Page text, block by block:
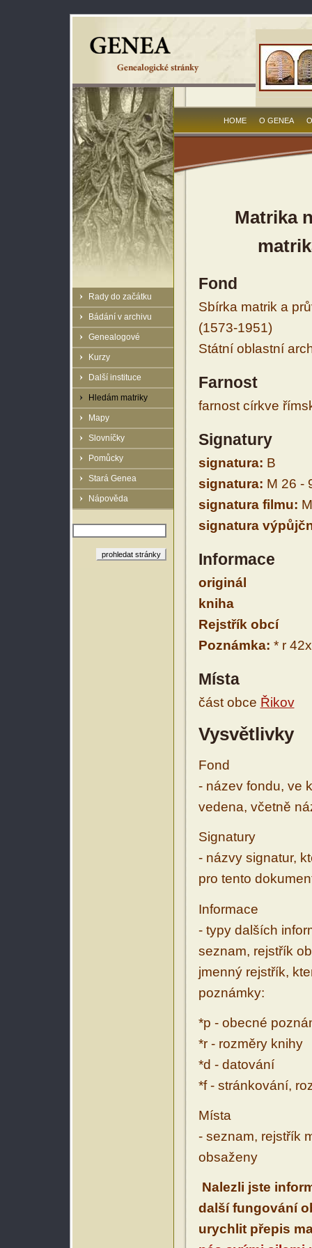
Rady do začátku
Bádání v archivu
Genealogové
Kurzy
Další instituce
Hledám matriky
Mapy
Slovníčky
Pomůcky
Stará Genea
Nápověda
HOME O GENEA
Matrika
Fond
Sbírka matrik a
(1573-1951)
Státní oblastní
Farnost
farnost církve
Signatury
signatura: B
signatura: M 26 -
signatura filmu:
signatura
Informace
originál
kniha
Rejstřík obcí
Poznámka: * r
Místa
část obce Řikov
Vysvětlivky
Fond
- název fondu, ve
vedena, včetně
Signatury
- názvy signatur,
pro tento
Informace
- typy dalších
seznam, rejstřík
jmenný rejstřík,
poznámky:
*p - obecné
*r - rozměry knihy
*d - datování
*f - stránkování,
Místa
- seznam, rejstřík
obsaženy
Nalezli jste
další fungování
urychlit přepis